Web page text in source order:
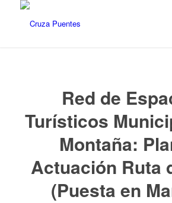
Red de
Turísticos
Montaña:
Actuación Ruta
(Puesta en